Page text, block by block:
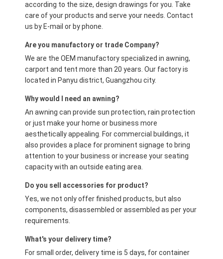
according to the size, design drawings for you. Take
care of your products and serve your needs. Contact
us by E-mail or by phone.
Are you manufactory or trade Company?
We are the OEM manufactory specialized in awning,
carport and tent more than 20 years. Our factory is
located in Panyu district, Guangzhou city.
Why would I need an awning?
An awning can provide sun protection, rain protection
or just make your home or business more
aesthetically appealing. For commercial buildings, it
also provides a place for prominent signage to bring
attention to your business or increase your seating
capacity with an outside eating area.
Do you sell accessories for product?
Yes, we not only offer finished products, but also
components, disassembled or assembled as per your
requirements.
What's your delivery time?
For small order, delivery time is 5 days, for container